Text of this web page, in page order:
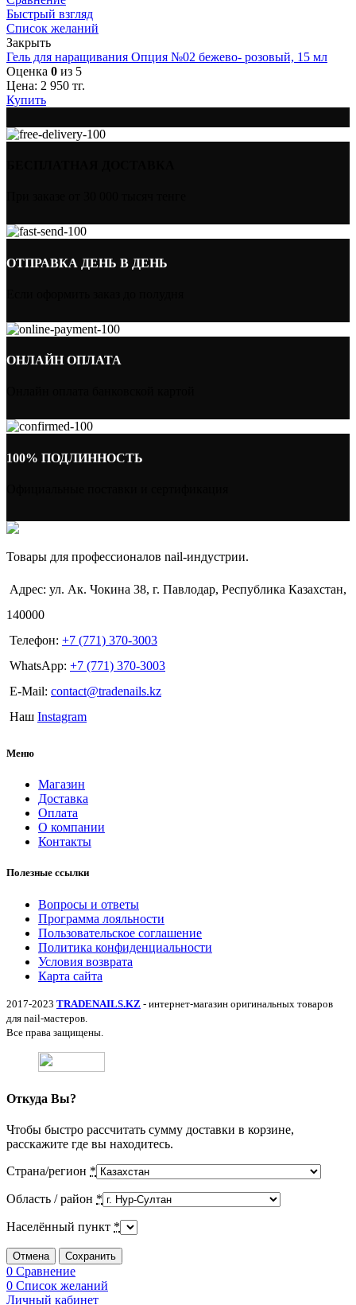
Быстрый взгляд
Список желаний
Закрыть
Гель для наращивания Опция №02 бежево- розовый, 15 мл
Оценка 0 из 5
Цена: 2 950 тг.
Купить
ОТПРАВКА ДЕНЬ В ДЕНЬ
ОНЛАЙН ОПЛАТА
100% ПОДЛИННОСТЬ
Товары для профессионалов nail-индустрии.
Адрес: ул. Ак. Чокина 38, г. Павлодар, Республика Казахстан,
140000
Телефон: +7 (771) 370-3003
WhatsApp: +7 (771) 370-3003
E-Mail: contact@tradenails.kz
Наш Instagram
Меню
Магазин
Доставка
Оплата
О компании
Контакты
Полезные ссылки
Вопросы и ответы
Программа лояльности
Пользовательское соглашение
Политика конфиденциальности
Условия возврата
Карта сайта
2017-2023 TRADENAILS.KZ - интернет-магазин оригинальных товаров
для nail-мастеров.
Все права защищены.
Откуда Вы?
Чтобы быстро рассчитать сумму доставки в корзине,
расскажите где вы находитесь.
Страна/регион *
Область / район *
Населённый пункт *
Отмена Сохранить
0 Сравнение
0 Список желаний
Личный кабинет